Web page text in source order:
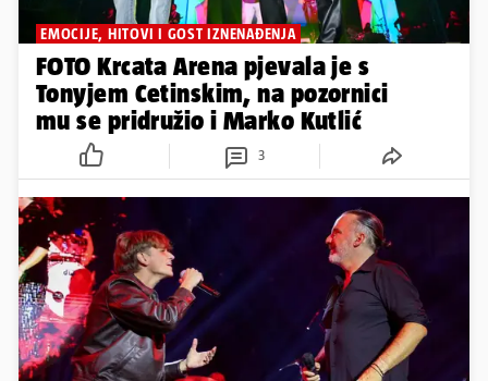
EMOCIJE, HITOVI I GOST IZNENAĐENJA
FOTO Krcata Arena pjevala je s
Tonyjem Cetinskim, na pozornici
mu se pridružio i Marko Kutlić
3